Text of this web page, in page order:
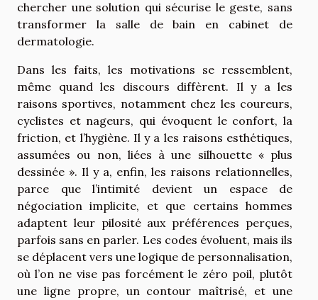
chercher une solution qui sécurise le geste, sans
transformer la salle de bain en cabinet de
dermatologie.
Dans les faits, les motivations se ressemblent,
même quand les discours diffèrent. Il y a les
raisons sportives, notamment chez les coureurs,
cyclistes et nageurs, qui évoquent le confort, la
friction, et l’hygiène. Il y a les raisons esthétiques,
assumées ou non, liées à une silhouette « plus
dessinée ». Il y a, enfin, les raisons relationnelles,
parce que l’intimité devient un espace de
négociation implicite, et que certains hommes
adaptent leur pilosité aux préférences perçues,
parfois sans en parler. Les codes évoluent, mais ils
se déplacent vers une logique de personnalisation,
où l’on ne vise pas forcément le zéro poil, plutôt
une ligne propre, un contour maîtrisé, et une